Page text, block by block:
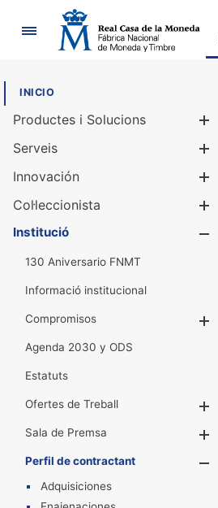
Navegació
INICIO
Productes i Solucions
Serveis
Innovación
Col·leccionista
Institució
130 Aniversario FNMT
Informació institucional
Compromisos
Agenda 2030 y ODS
Estatuts
Ofertes de Treball
Sala de Premsa
Perfil de contractant
Adquisiciones